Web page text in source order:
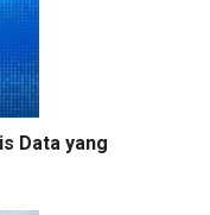
Data yang